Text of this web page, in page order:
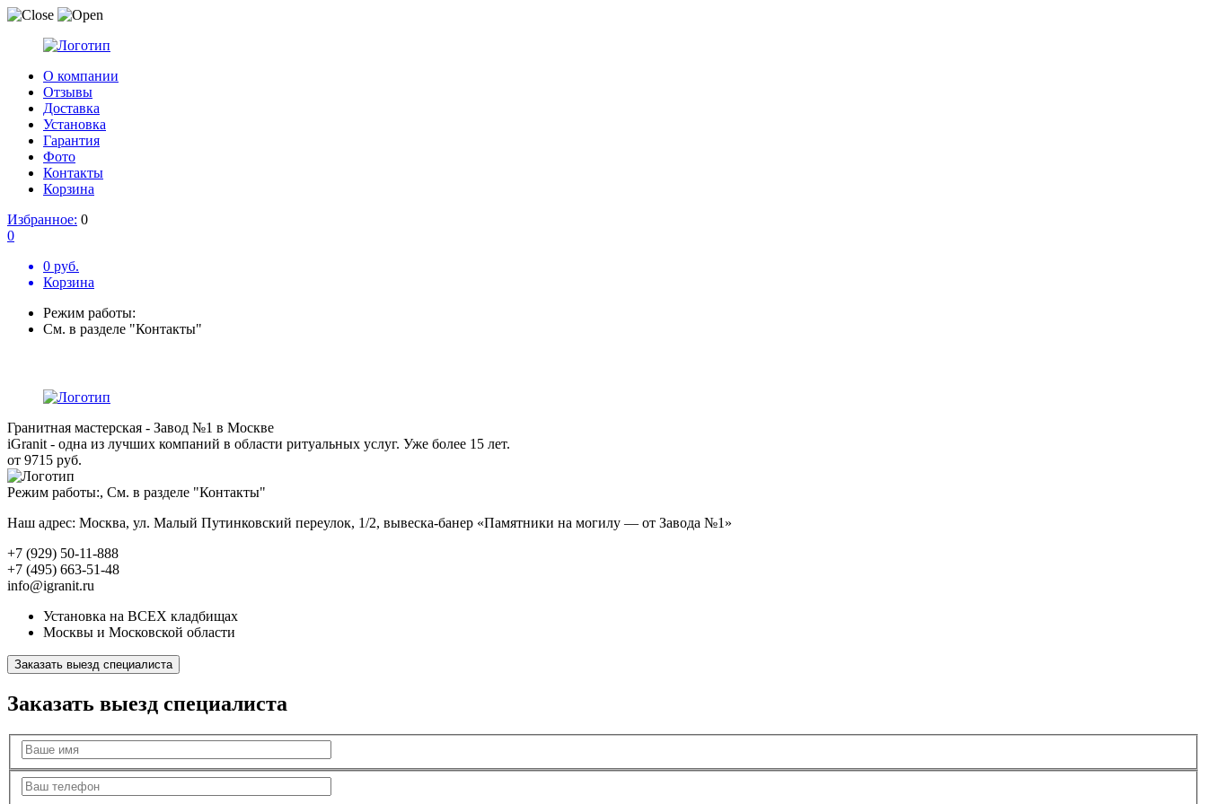
О компании
Отзывы
Доставка
Установка
Гарантия
Фото
Контакты
Корзина
Избранное: 0
0
0 руб.
Корзина
Режим работы:
См. в разделе "Контакты"
Гранитная мастерская - Завод №1 в Москве
iGranit - одна из лучших компаний в области ритуальных услуг. Уже более 15 лет.
от 9715 руб.
Режим работы:, См. в разделе "Контакты"
Наш адрес: Москва, ул. Малый Путинковский переулок, 1/2, вывеска-банер «Памятники на могилу — от Завода №1»
+7 (929) 50-11-888
+7 (495) 663-51-48
info@igranit.ru
Установка на ВСЕХ кладбищах
Москвы и Московской области
Заказать выезд специалиста
Заказать выезд специалиста